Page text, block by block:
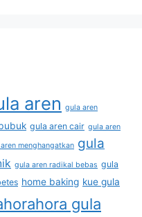
aren gula aren
gula aren cair gula aren
menghangatkan gula
gula aren radikal bebas gula
home baking kue gula
gula